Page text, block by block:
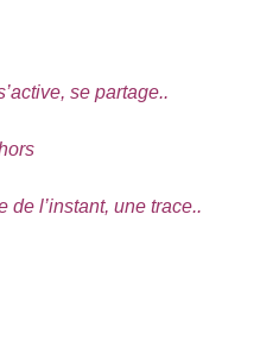
se partage..
de l’instant, une trace..